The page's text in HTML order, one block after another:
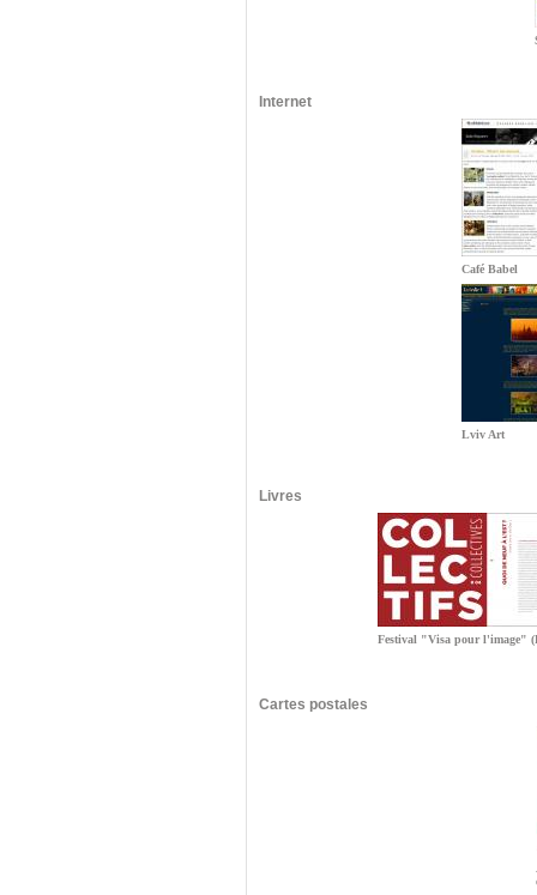
Internet
Café Babel
Lviv Art
Livres
Festival "Visa pour l'image"
Cartes postales